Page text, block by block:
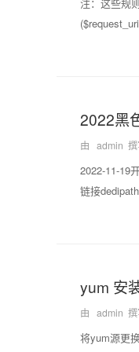
2022黑
由 admin 撰
2022-11-19
链接
yum 安
由 admin 撰
将yum源更